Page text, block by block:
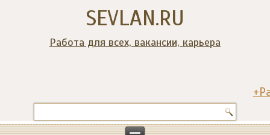
SEVLAN.RU
Работа для всех, вакансии, карьера